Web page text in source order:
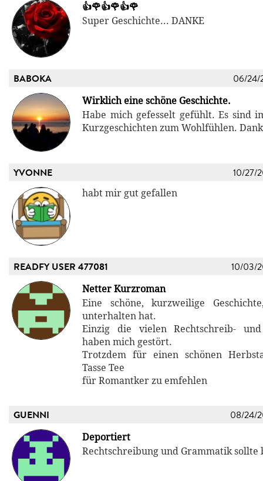
👍🌹👍🌹👍🌹
Super Geschichte... DANKE
BABOKA 06/24/
Wirklich eine schöne Geschichte.
Habe mich gefesselt gefühlt. Es sind
Kurzgeschichten zum Wohlfühlen.
YVONNE 10/27/
habt mir gut gefallen
READFY USER 477081 10/03/
Netter Kurzroman
Eine schöne, kurzweilige
unterhalten hat.
Einzig die vielen Rechtschreib-
haben mich gestört.
Trotzdem für einen schönen
Tasse Tee
für Romantker zu emfehlen
GUENNI 08/24/
Deportiert
Rechtschreibung und Grammatik sollte